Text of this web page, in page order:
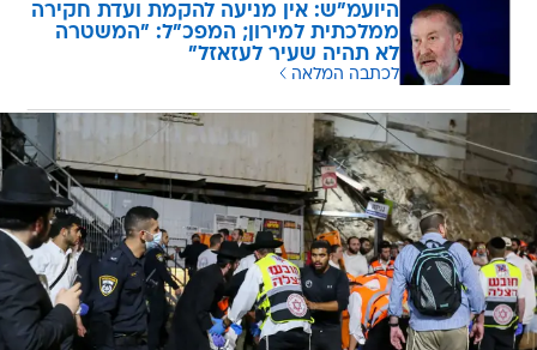
היועמ"ש: אין מניעה להקמת ועדת חקירה
ממלכתית למירון; המפכ"ל: "המשטרה
לא תהיה שעיר לעזאזל"
לכתבה המלאה